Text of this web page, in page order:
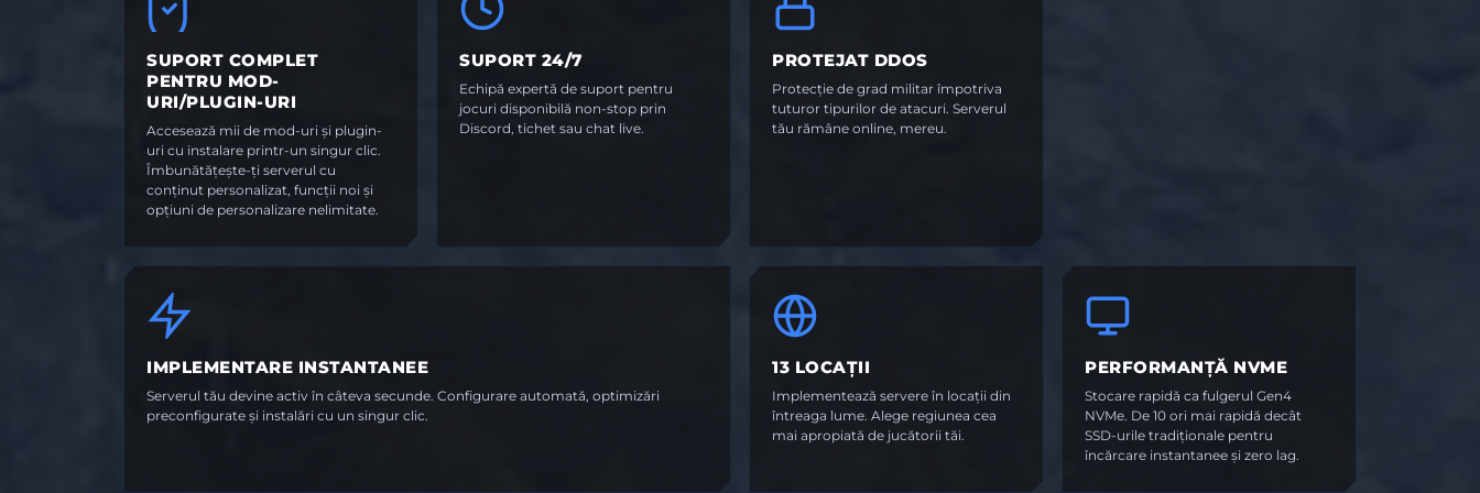
SUPORT COMPLET
PENTRU MOD-
URI/PLUGIN-URI
Accesează mii de mod-uri și plugin-
uri cu instalare printr-un singur clic.
Îmbunătățește-ți serverul cu
conținut personalizat, funcții noi și
opțiuni de personalizare nelimitate.
SUPORT 24/7
Echipă expertă de suport pentru
jocuri disponibilă non-stop prin
Discord, tichet sau chat live.
PROTEJAT DDOS
Protecție de grad militar împotriva
tuturor tipurilor de atacuri. Serverul
tău rămâne online, mereu.
IMPLEMENTARE INSTANTANEE
Serverul tău devine activ în câteva secunde. Configurare automată, optimizări
preconfigurate și instalări cu un singur clic.
13 LOCAȚII
Implementează servere în locații din
întreaga lume. Alege regiunea cea
mai apropiată de jucătorii tăi.
PERFORMANȚĂ NVME
Stocare rapidă ca fulgerul Gen4
NVMe. De 10 ori mai rapidă decât
SSD-urile tradiționale pentru
încărcare instantanee și zero lag.